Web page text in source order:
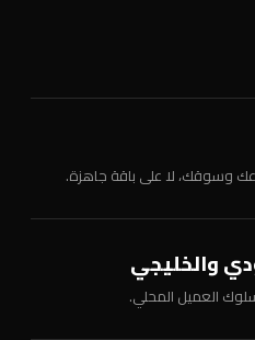
وسوقك، لا على باقة جاهزة.
والخليجي
العميل المحلي.